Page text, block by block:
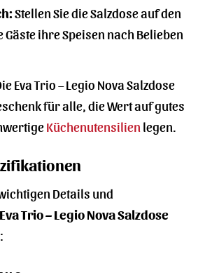
Stellen Sie die Salzdose auf den
Gäste ihre Speisen nach Belieben
Eva Trio – Legio Nova Salzdose
für alle, die Wert auf gutes
Küchenutensilien legen.
Details und
Eva Trio – Legio Nova Salzdose
: